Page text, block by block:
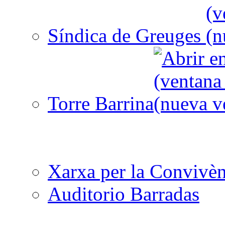
Síndica de Greuges
Torre Barrina
Xarxa per la
Auditorio Barradas